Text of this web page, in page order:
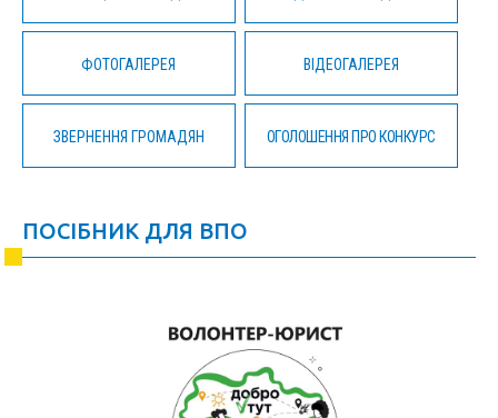
ФОТОГАЛЕРЕЯ ВІДЕОГАЛЕРЕЯ
ЗВЕРНЕННЯ ГРОМАДЯН ОГОЛОШЕННЯ ПРО КОНКУРС
ПОСІБНИК ДЛЯ ВПО